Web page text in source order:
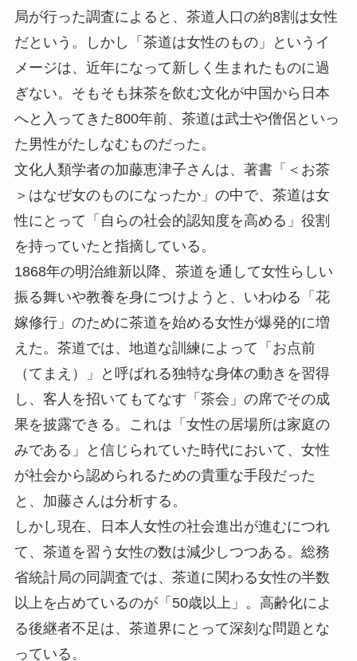
局が行った調査によると、茶道人口の約8割は女性
だという。しかし「茶道は女性のもの」というイ
メージは、近年になって新しく生まれたものに過
ぎない。そもそも抹茶を飲む文化が中国から日本
へと入ってきた800年前、茶道は武士や僧侶といっ
た男性がたしなむものだった。
文化人類学者の加藤恵津子さんは、著書「＜お茶
＞はなぜ女のものになったか」の中で、茶道は女
性にとって「自らの社会的認知度を高める」役割
を持っていたと指摘している。
1868年の明治維新以降、茶道を通して女性らしい
振る舞いや教養を身につけようと、いわゆる「花
嫁修行」のために茶道を始める女性が爆発的に増
えた。茶道では、地道な訓練によって「お点前
（てまえ）」と呼ばれる独特な身体の動きを習得
し、客人を招いてもてなす「茶会」の席でその成
果を披露できる。これは「女性の居場所は家庭の
みである」と信じられていた時代において、女性
が社会から認められるための貴重な手段だった
と、加藤さんは分析する。
しかし現在、日本人女性の社会進出が進むにつれ
て、茶道を習う女性の数は減少しつつある。総務
省統計局の同調査では、茶道に関わる女性の半数
以上を占めているのが「50歳以上」。高齢化によ
る後継者不足は、茶道界にとって深刻な問題とな
っている。